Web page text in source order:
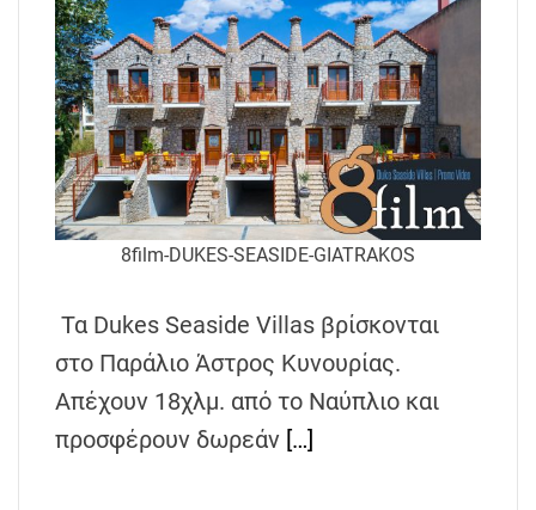
8film-DUKES-SEASIDE-GIATRAKOS
Τα Dukes Seaside Villas βρίσκονται
στο Παράλιο Άστρος Κυνουρίας.
Απέχουν 18χλμ. από το Ναύπλιο και
προσφέρουν δωρεάν […]